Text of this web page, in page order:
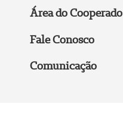
Área do Cooperado
Fale Conosco
Comunicação